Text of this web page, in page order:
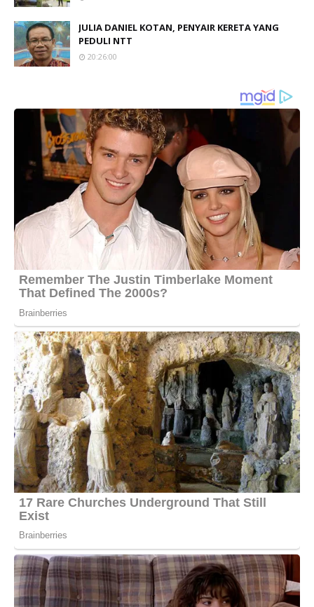
JULIA DANIEL KOTAN, PENYAIR KERETA YANG
PEDULI NTT
20:26:00